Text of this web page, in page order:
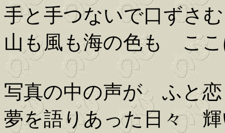
手と手つないで口ずさむ
山も風も海の色も こ
写真の中の声が ふと恋
夢を語りあった日々 輝